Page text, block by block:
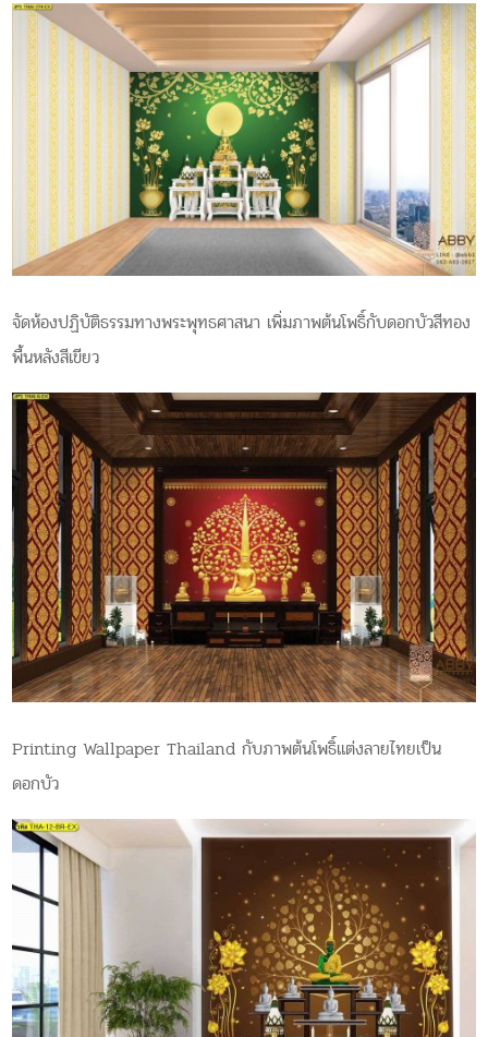
จัดห้องปฏิบัติธรรมทางพระพุทธ​ศาสนา เพิ่มภาพต้นโพธิ์กับดอกบัวสีทอง
พื้นหลังสีเขียว
Printing Wallpaper Thailand กับภาพต้นโพธิ์แต่งลายไทยเป็น
ดอกบัว